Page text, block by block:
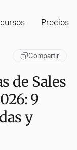
Precios
Compartir
de Sales
9
y